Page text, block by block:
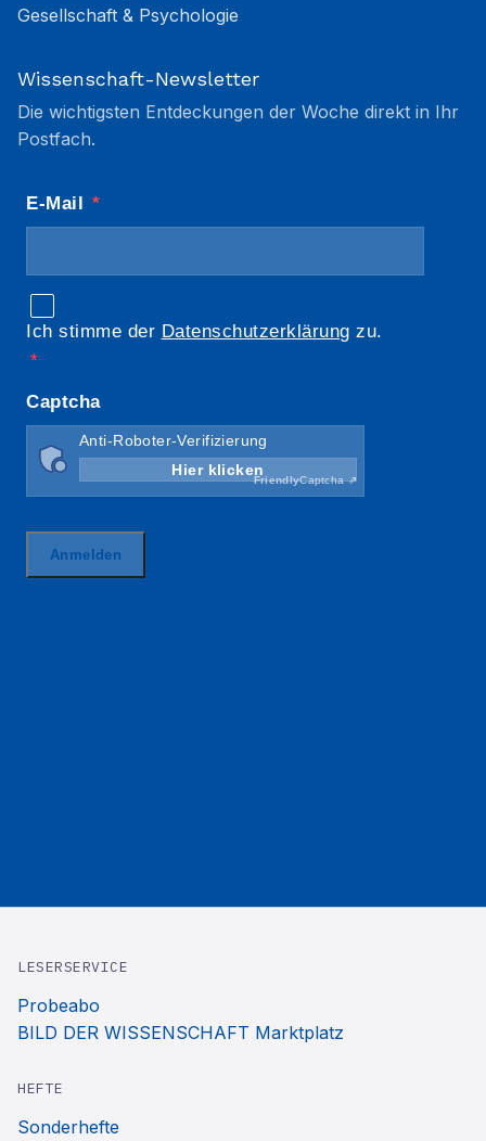
Gesellschaft & Psychologie
Wissenschaft-Newsletter
Die wichtigsten Entdeckungen der Woche direkt in Ihr
Postfach.
LESERSERVICE
Probeabo
BILD DER WISSENSCHAFT Marktplatz
HEFTE
Sonderhefte